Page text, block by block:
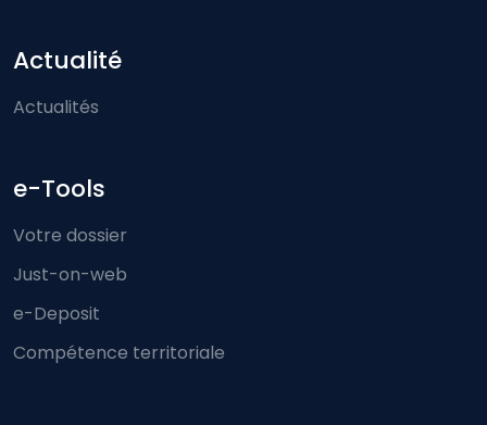
Actualité
Actualités
e-Tools
Votre dossier
Just-on-web
e-Deposit
Compétence territoriale